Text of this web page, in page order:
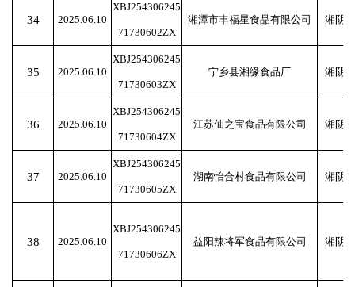
34 2025.06.10
XBJ254306245
71730602ZX
湘潭市丰福星食品有限公司 湘阴
35 2025.06.10
XBJ254306245
71730603ZX
宁乡县湘缘食品厂 湘阴
36 2025.06.10
XBJ254306245
71730604ZX
江苏仙之宝食品有限公司 湘阴
37 2025.06.10
XBJ254306245
71730605ZX
湖南怡合村食品有限公司 湘阴
38 2025.06.10
XBJ254306245
71730606ZX
益阳辣将军食品有限公司 湘阴